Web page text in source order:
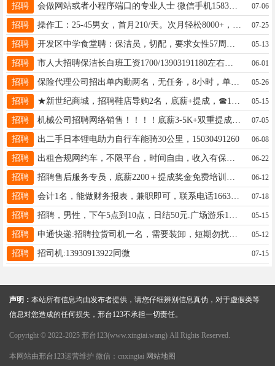
招聘 会做网站或者小程序端口的专业人士 微信手机15833381745 07-06
招聘 07-25
招聘 05-13
招聘 市人大招聘保洁长白班工资1700/13903191180左右，联系人李经理13903191180 06-01
招聘 保险代理公司招出单内勤两名，无任务，8小时，单休，新手有人带，满三个月交保险，地址未来广场18617419131 05-26
招聘 05-15
招聘 机械公司招聘网络销售！！！！底薪3-5K+双重提成综合薪资6K起17745703229 07-05
招聘 出二手日本锂电助力自行车能骑30公里，15030491260 06-08
招聘 06-22
招聘 06-12
招聘 会计1名，能做财务报表，兼职即可，联系电话16632915526 07-18
招聘 05-15
招聘 申通快递:招聘拉货司机一名，需要装卸，短期勿扰，电话16231918777 05-12
招聘 招司机:13930913922同微 07-15
声明： 本站所有信息均由发布者提供，请您仔细辨别信息真伪，对于虚假类等
信息对您造成的任何损失，邢台123不承担一切责任。
Copyright © 2022-2025 邢台123(www.xingtai.wang) All Rights Reserved.
本网站由邢台123运营维护 微信：cnxingtai 网站地图